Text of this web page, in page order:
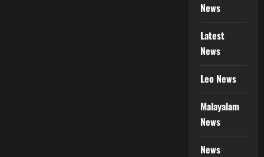
News
Latest
News
Leo News
Malayalam
News
News